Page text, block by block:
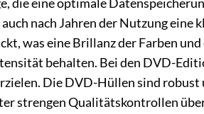
die eine optimale
nach Jahren der Nutzung eine
was eine Brillanz der Farben
behalten. Bei den DVD-
Die DVD-Hüllen sind
strengen Qualitätskontrollen